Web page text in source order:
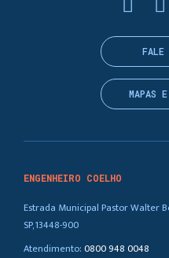
ENGENHEIRO COELHO
Estrada Municipal Pastor Walter
SP, 13448-900
Atendimento:0800 948 0048
FALE
MAPAS